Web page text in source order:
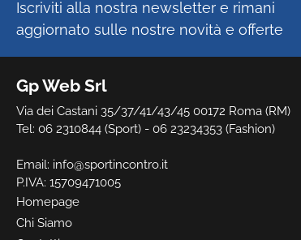
Gp Web Srl
Via dei Castani 35/37/41/43/45 00172 Roma (RM)
Tel: 06 2310844 (Sport) - 06 23234353 (Fashion)
Email: info@sportincontro.it
P.IVA: 15709471005
Homepage
Chi Siamo
Iscriviti alla nostra newsletter e rimani
aggiornato sulle nostre novità e offerte